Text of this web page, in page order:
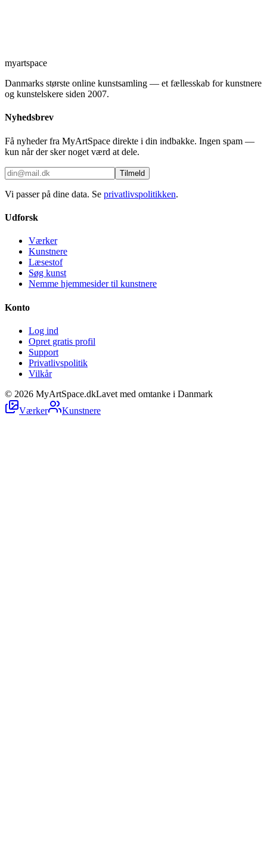
myartspace
Danmarks største online kunstsamling — et fællesskab for kunstnere
og kunstelskere siden 2007.
Nyhedsbrev
Få nyheder fra MyArtSpace direkte i din indbakke. Ingen spam —
kun når der sker noget værd at dele.
Tilmeld
Vi passer på dine data. Se privatlivspolitikken.
Udforsk
Værker
Kunstnere
Læsestof
Søg kunst
Nemme hjemmesider til kunstnere
Konto
Log ind
Opret gratis profil
Support
Privatlivspolitik
Vilkår
© 2026 MyArtSpace.dkLavet med omtanke i Danmark
Værker
Kunstnere